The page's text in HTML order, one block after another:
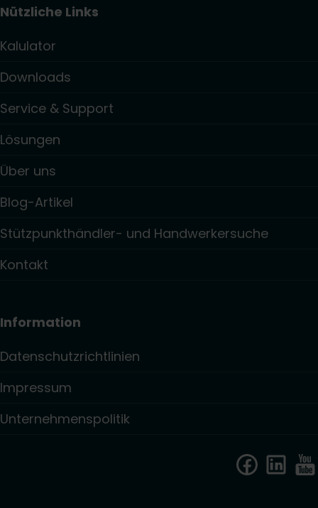
Nützliche Links
Kalulator
Downloads
Service & Support
Lösungen
Über uns
Blog-Artikel
Stützpunkthändler- und Handwerkersuche
Kontakt
Information
Datenschutzrichtlinien
Impressum
Unternehmenspolitik